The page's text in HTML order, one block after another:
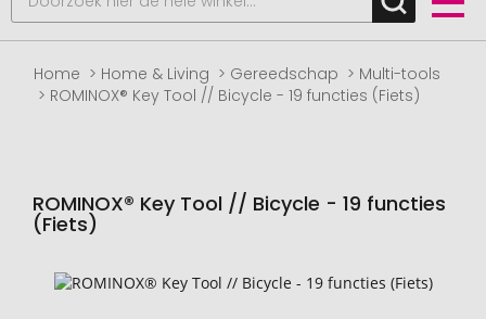
Home Home & Living Gereedschap
Multi-tools
ROMINOX® Key Tool // Bicycle - 19 functies (Fiets)
ROMINOX® Key Tool // Bicycle - 19 functies
(Fiets)